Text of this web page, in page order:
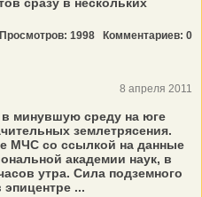
Просмотров: 1998 Комментариев: 0
8 апреля 2011
минувшую среду на юге
землетрясения.
МЧС со ссылкой на данные
академии наук, в
утра. Сила подземного
эпицентре ...